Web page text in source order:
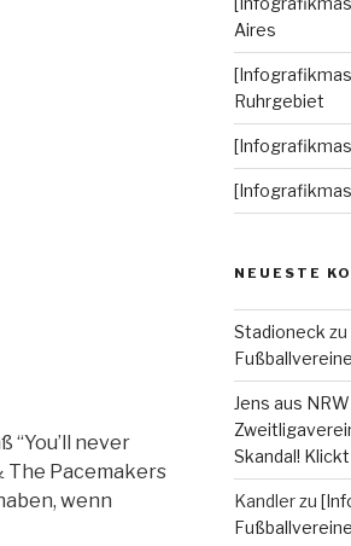
“You’ll never
The Pacemakers
wenn
Aires
Ruhrgebiet
NEUESTE
Stadioneck zu
Jens aus NRW
Skandal!
Kandlerzu